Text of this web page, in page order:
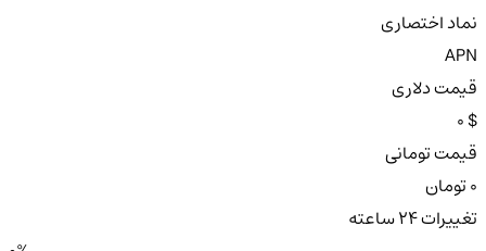
نماد اختصاری
APN
قیمت دلاری
0 $
قیمت تومانی
تغییرات ۲۴ ساعته